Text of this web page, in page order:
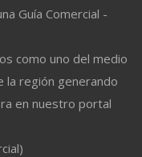
Guía Comercial -
como uno del medio
la región generando
en nuestro portal